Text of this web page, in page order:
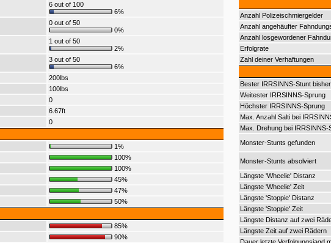
6 out of 100
6%
0 out of 50
0%
1 out of 50
2%
3 out of 50
6%
200lbs
100lbs
0
6.67ft
0
1%
100%
100%
45%
47%
50%
85%
90%
Anzahl Polizeischmiergelder
Anzahl angehäufter
Anzahl losgewordener
Erfolgrate
Zahl deiner Verhaftungen
Bester IRRSINNS-Stunt bisher
Weitester IRRSINNS-Sprung
Höchster IRRSINNS-Sprung
Max. Anzahl Salti bei
Max. Drehung bei IRRSINNS-
Monster-Stunts gefunden
Monster-Stunts absolviert
Längste 'Wheelie' Distanz
Längste 'Wheelie' Zeit
Längste 'Stoppie' Distanz
Längste 'Stoppie' Zeit
Längste Distanz auf zwei
Längste Zeit auf zwei Rädern